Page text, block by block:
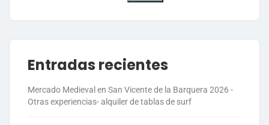
Entradas recientes
Mercado Medieval en San Vicente de la Barquera 2026 -
Otras experiencias- alquiler de tablas de surf